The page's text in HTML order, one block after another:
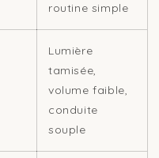
routine simple
Lumière
tamisée,
volume faible,
conduite
souple